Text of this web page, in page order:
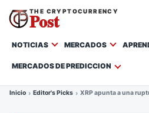
THE CRYPTOCURRENCY
Post
NOTICIAS MERCADOS
MERCADOS DE PREDICCION
Inicio Editor's Picks XRP apunta a una